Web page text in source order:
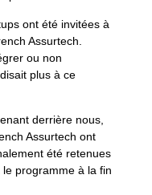
ont été invitées à
Assurtech.
ou non
plus à ce
derrière nous,
Assurtech ont
été retenues
programme à la fin